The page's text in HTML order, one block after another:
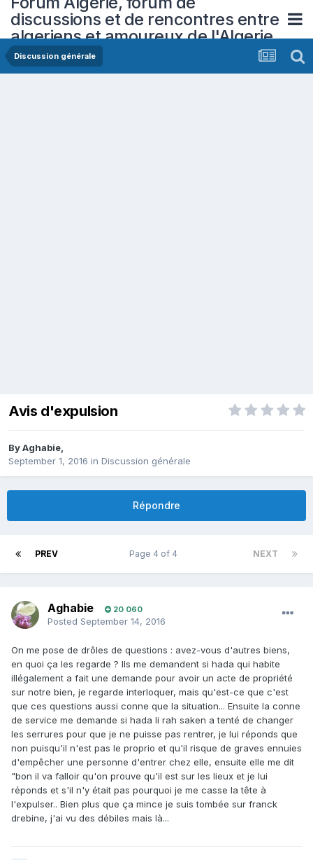
discussions et de rencontres entre
algeriens et amoureux de l'Algerie
Discussion générale
Avis d'expulsion
ByAghabie,
September 1, 2016 in Discussion générale
Répondre
PREV NEXT
Page 4 of 4
Aghabie 20 060
Posted September 14, 2016
On me pose de drôles de questions : avez-vous d'autres biens,
en quoi ça les regarde ? Ils me demandent si hada qui habite
illégalement a fait une demande pour avoir un acte de propriété
sur notre bien, je regarde interloquer, mais qu'est-ce que c'est
que ces questions aussi conne que la situation... Ensuite la conne
de service me demande si hada li rah saken a tenté de changer
les serrures pour que je ne puisse pas rentrer, je lui réponds que
non puisqu'il n'est pas le proprio et qu'il risque de graves ennuies
d'empêcher une personne d'entrer chez elle, ensuite elle me dit
"bon il va falloir qu'on prouve qu'il est sur les lieux et je lui
réponds et s'il n'y était pas pourquoi je me casse la tête à
l'expulser.. Bien plus que ça mince je suis tombée sur franck
drebine, j'ai vu des débiles mais là...